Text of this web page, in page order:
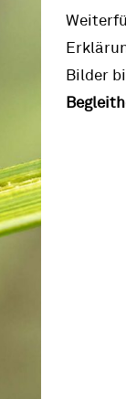
Bilder